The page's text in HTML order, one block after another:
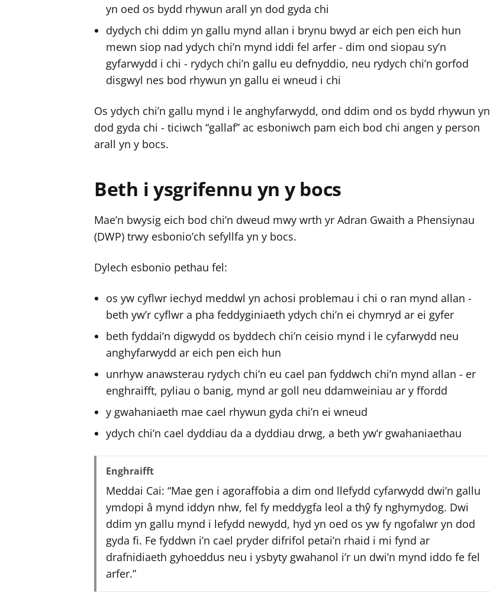
yn oed os bydd rhywun arall yn dod gyda chi
dydych chi ddim yn gallu mynd allan i brynu bwyd ar eich pen eich hun
mewn siop nad ydych chi’n mynd iddi fel arfer - dim ond siopau sy’n
gyfarwydd i chi - rydych chi’n gallu eu defnyddio, neu rydych chi’n gorfod
disgwyl nes bod rhywun yn gallu ei wneud i chi
Os ydych chi’n gallu mynd i le anghyfarwydd, ond ddim ond os bydd rhywun yn
dod gyda chi - ticiwch “gallaf” ac esboniwch pam eich bod chi angen y person
arall yn y bocs.
Beth i ysgrifennu yn y bocs
Mae’n bwysig eich bod chi’n dweud mwy wrth yr Adran Gwaith a Phensiynau
(DWP) trwy esbonio’ch sefyllfa yn y bocs.
Dylech esbonio pethau fel:
os yw cyflwr iechyd meddwl yn achosi problemau i chi o ran mynd allan -
beth yw’r cyflwr a pha feddyginiaeth ydych chi’n ei chymryd ar ei gyfer
beth fyddai’n digwydd os byddech chi’n ceisio mynd i le cyfarwydd neu
anghyfarwydd ar eich pen eich hun
unrhyw anawsterau rydych chi’n eu cael pan fyddwch chi’n mynd allan - er
enghraifft, pyliau o banig, mynd ar goll neu ddamweiniau ar y ffordd
y gwahaniaeth mae cael rhywun gyda chi’n ei wneud
ydych chi’n cael dyddiau da a dyddiau drwg, a beth yw’r gwahaniaethau
Enghraifft
Meddai Cai: “Mae gen i agoraffobia a dim ond llefydd cyfarwydd dwi’n gallu
ymdopi â mynd iddyn nhw, fel fy meddygfa leol a thŷ fy nghymydog. Dwi
ddim yn gallu mynd i lefydd newydd, hyd yn oed os yw fy ngofalwr yn dod
gyda fi. Fe fyddwn i’n cael pryder difrifol petai’n rhaid i mi fynd ar
drafnidiaeth gyhoeddus neu i ysbyty gwahanol i’r un dwi’n mynd iddo fe fel
arfer.”